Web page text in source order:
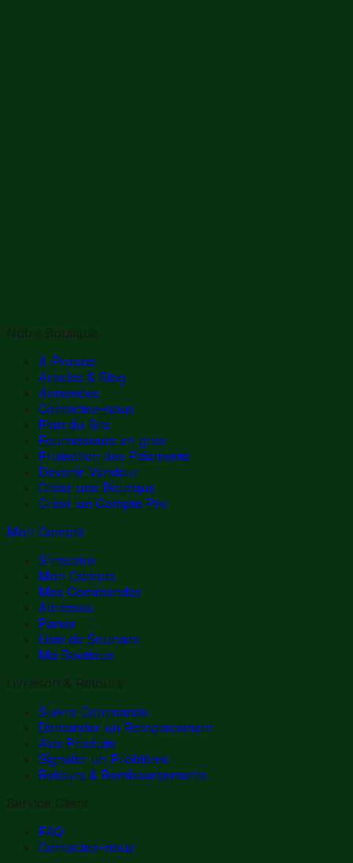
Notre Boutique
À Propos
Articles & Blog
Annonces
Contactez-nous
Plan du Site
Fournisseurs en gros
Protection des Paiements
Devenir Vendeur
Créer une Boutique
Créer un Compte Pro
Mon Compte
S'inscrire
Mon Compte
Mes Commandes
Adresses
Panier
Liste de Souhaits
Ma Boutique
Livraison & Retours
Suivre Commande
Demander un Remplacement
Avis Produits
Signaler un Problème
Retours & Remboursements
Service Client
FAQ
Contactez-nous